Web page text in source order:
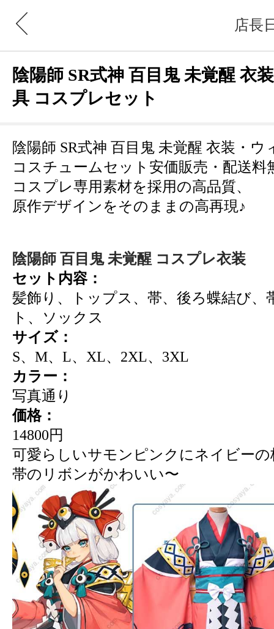
店長
陰陽師 SR式神 百目鬼 未覚醒 衣
具 コスプレセット
陰陽師 SR式神 百目鬼 未覚醒 衣装・ウ
コスチュームセット安価販売・配送料
コスプレ専用素材を採用の高品質、
原作デザインをそのままの高再現♪
陰陽師 百目鬼 未覚醒 コスプレ衣装
セット内容：
髪飾り、トップス、帯、後ろ蝶結び、
ト、ソックス
サイズ：
S、M、L、XL、2XL、3XL
カラー：
写真通り
価格：
14800円
可愛らしいサモンピンクにネイビーの
帯のリボンがかわいい〜